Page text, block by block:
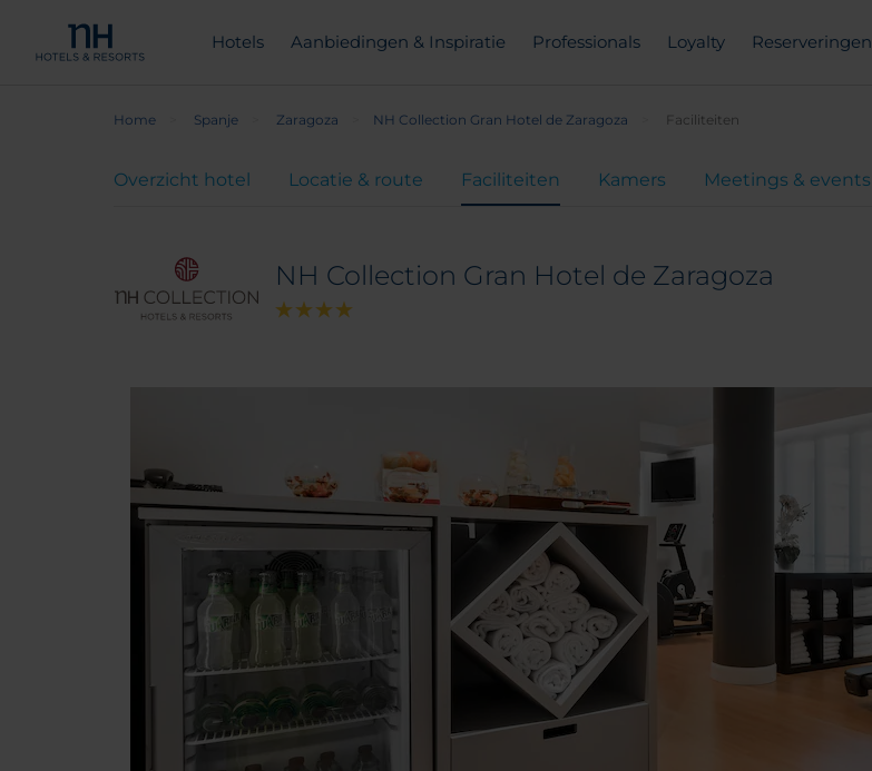
Hotels Aanbiedingen & Inspiratie Professionals Loyalty Reserveringen
Home Spanje Zaragoza NH Collection Gran Hotel de Zaragoza Faciliteiten
Overzicht hotel Locatie & route Faciliteiten Kamers Meetings & events
NH Collection Gran Hotel de Zaragoza